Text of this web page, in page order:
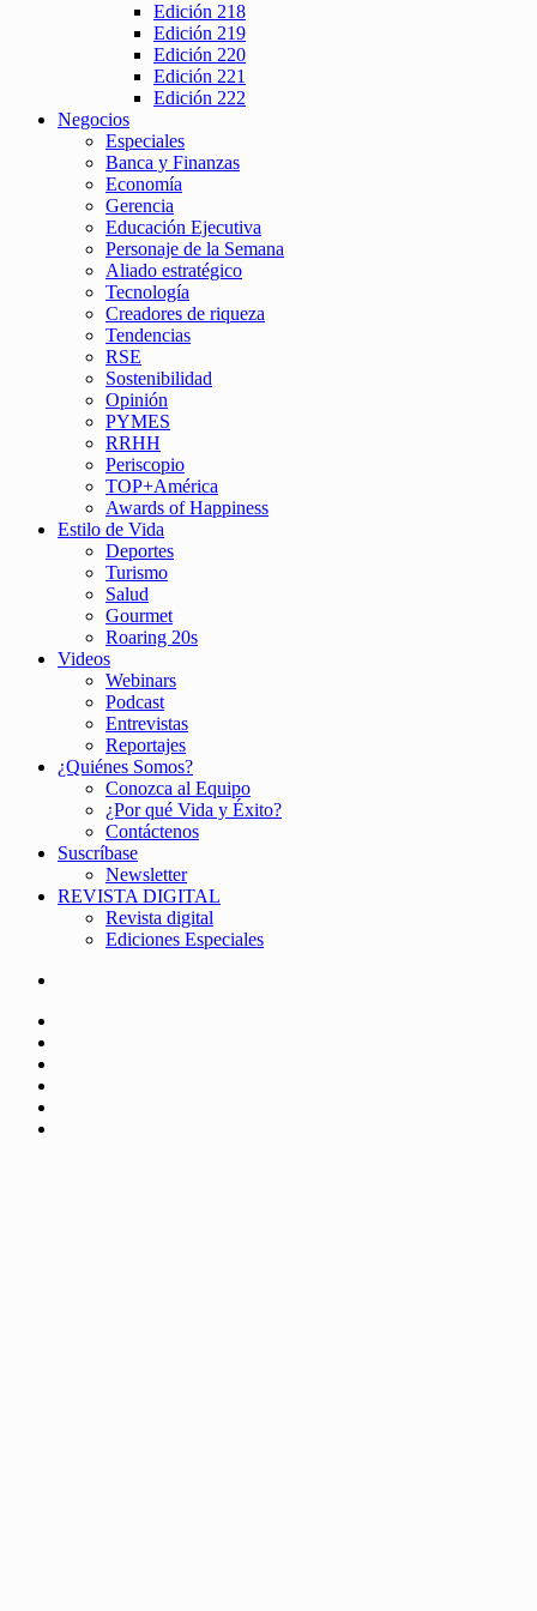
Edición 218
Edición 219
Edición 220
Edición 221
Edición 222
Negocios
Especiales
Banca y Finanzas
Economía
Gerencia
Educación Ejecutiva
Personaje de la Semana
Aliado estratégico
Tecnología
Creadores de riqueza
Tendencias
RSE
Sostenibilidad
Opinión
PYMES
RRHH
Periscopio
TOP+América
Awards of Happiness
Estilo de Vida
Deportes
Turismo
Salud
Gourmet
Roaring 20s
Videos
Webinars
Podcast
Entrevistas
Reportajes
¿Quiénes Somos?
Conozca al Equipo
¿Por qué Vida y Éxito?
Contáctenos
Suscríbase
Newsletter
REVISTA DIGITAL
Revista digital
Ediciones Especiales